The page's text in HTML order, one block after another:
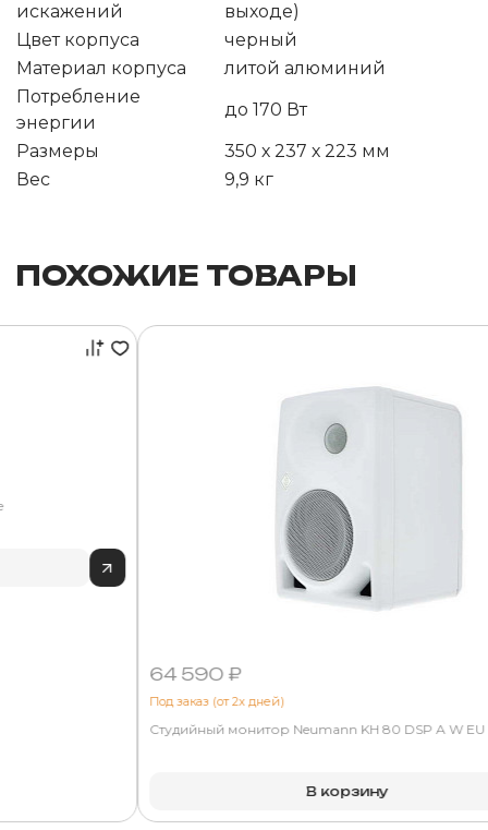
искажений
выходе)
Цвет корпуса
черный
Материал корпуса
литой алюминий
Потребление
энергии
до 170 Вт
Размеры
350 х 237 х 223 мм
Вес
9,9 кг
ПОХОЖИЕ ТОВАРЫ
64 590 ₽
Под заказ (от 2х дней)
Студийный монитор Neumann KH 80 DSP A W EU
В корзину